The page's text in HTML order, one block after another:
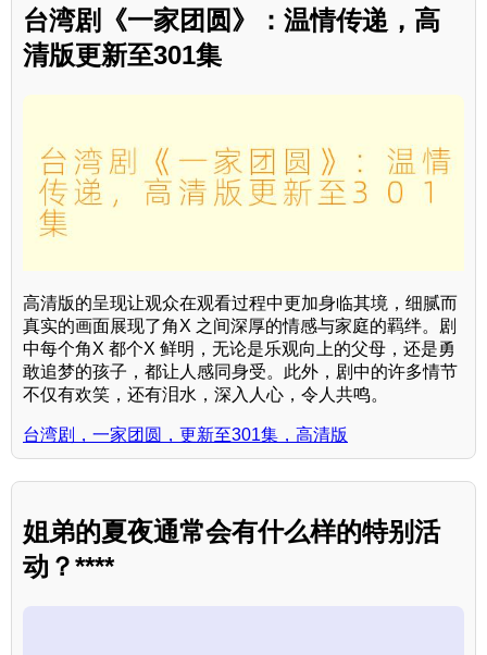
台湾剧《一家团圆》：温情传递，高
清版更新至301集
高清版的呈现让观众在观看过程中更加身临其境，细腻而
真实的画面展现了角X 之间深厚的情感与家庭的羁绊。剧
中每个角X 都个X 鲜明，无论是乐观向上的父母，还是勇
敢追梦的孩子，都让人感同身受。此外，剧中的许多情节
不仅有欢笑，还有泪水，深入人心，令人共鸣。
台湾剧，一家团圆，更新至301集，高清版
姐弟的夏夜通常会有什么样的特别活
动？****